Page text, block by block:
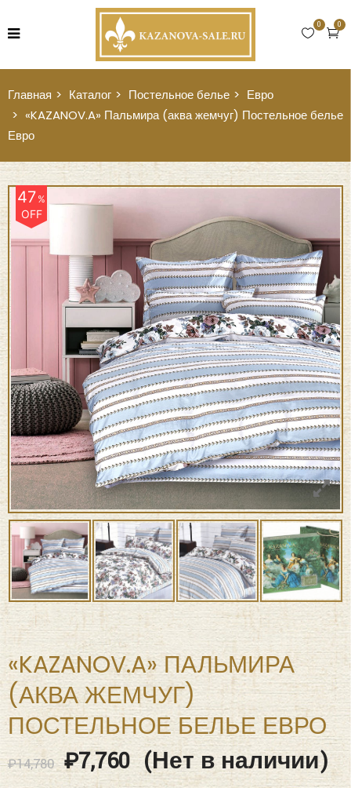
0
0
Главная Каталог Постельное белье
Евро
«KAZANOV.A» Пальмира (аква жемчуг) Постельное белье
Евро
47%
OFF
«KAZANOV.A» ПАЛЬМИРА
(АКВА ЖЕМЧУГ)
ПОСТЕЛЬНОЕ БЕЛЬЕ ЕВРО
₽ 14,780 ₽7,760(Нет в наличии)
Комплекты постельного белья «KAZANOV.A.» из сатина имеют
превосходные характеристики: 100% сатин высокого
качества, шелковистый блеск, повышенная прочность,